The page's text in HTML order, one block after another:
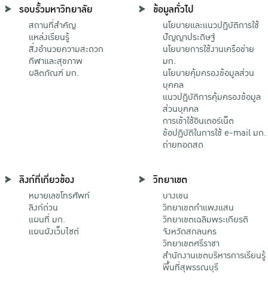
รอบรั้วมหาวิทยาลัย
สถานที่สำคัญ
แหล่งเรียนรู้
สิ่งอำนวยความสะดวก
กีฬาและสุขภาพ
ผลิตภัณฑ์ มก.
ข้อมูลทั่วไป
นโยบายและแนวปฏิบัติการใช้
ปัญญาประดิษฐ์
นโยบายการใช้งานเครือข่าย
มก.
นโยบายคุ้มครองข้อมูลส่วน
บุคคล
แนวปฏิบัติการคุ้มครองข้อมูล
ส่วนบุคคล
การเข้าใช้อินเตอร์เน็ต
ข้อปฏิบัติในการใช้ e-mail มก.
ถ่ายทอดสด
ลิงก์ที่เกี่ยวข้อง
หมายเลขโทรศัพท์
ลิงก์ด่วน
แผนที่ มก.
แผนผังเว็บไซต์
วิทยาเขต
บางเขน
วิทยาเขตกําแพงแสน
วิทยาเขตเฉลิมพระเกียรติ
จังหวัดสกลนคร
วิทยาเขตศรีราชา
สำนักงานเขตบริหารการเรียนรู้
พื้นที่สุพรรณบุรี